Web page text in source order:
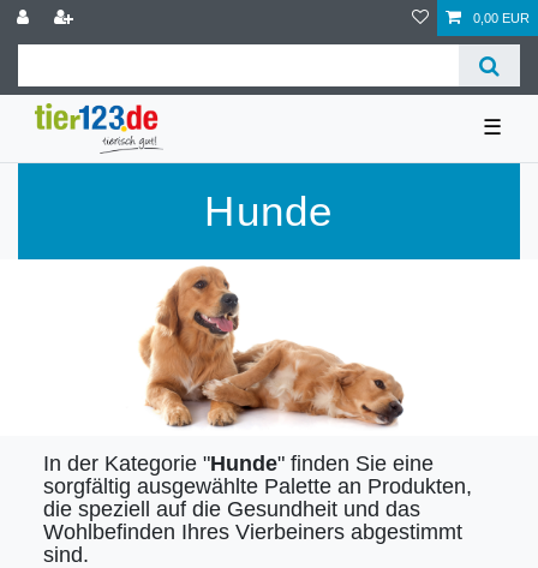
0,00 EUR
☰
Hunde
In der Kategorie "Hunde" finden Sie eine
sorgfältig ausgewählte Palette an Produkten,
die speziell auf die Gesundheit und das
Wohlbefinden Ihres Vierbeiners abgestimmt
sind.